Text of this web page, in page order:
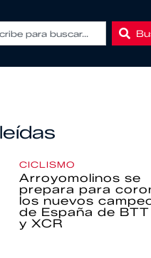
CICLISMO
Arroyomolinos se
prepara para
los nuevos
de España de
y XCR